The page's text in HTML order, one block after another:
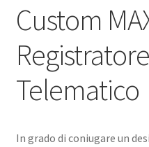
Custom
Telematico
In grado di coniugare un